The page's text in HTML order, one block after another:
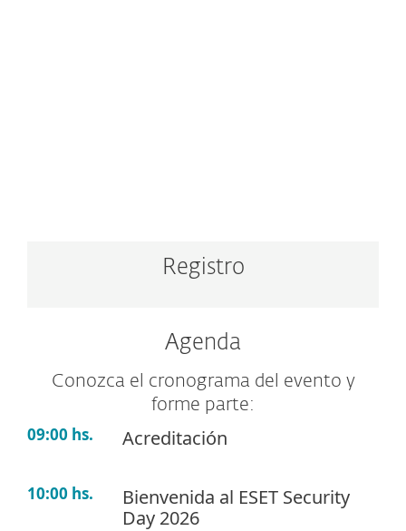
Registro
Agenda
Conozca el cronograma del evento y
forme parte:
09:00 hs. Acreditación
10:00 hs.
Bienvenida al ESET Security
Day 2026